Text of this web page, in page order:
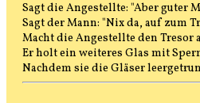
Sagt die Angestellte: "Aber guter
Sagt der Mann: "Nix da, auf zum
Macht die Angestellte den Tresor
Er holt ein weiteres Glas mit
Nachdem sie die Gläser